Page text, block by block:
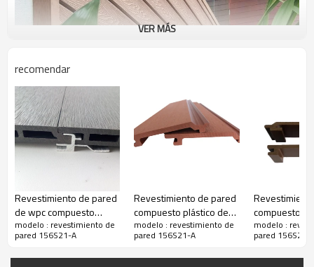
VER MÁS
recomendar
Revestimiento de pared
de wpc compuesto
exterior de decoración al
aire libre de panel de
modelo : revestimiento de
pared 156S21-A
Revestimiento de pared
compuesto plástico de
madera exterior al por
mayor
modelo : revestimiento de
pared 156S21-A
compuesto
plástico
modelo :
pared 156S21-